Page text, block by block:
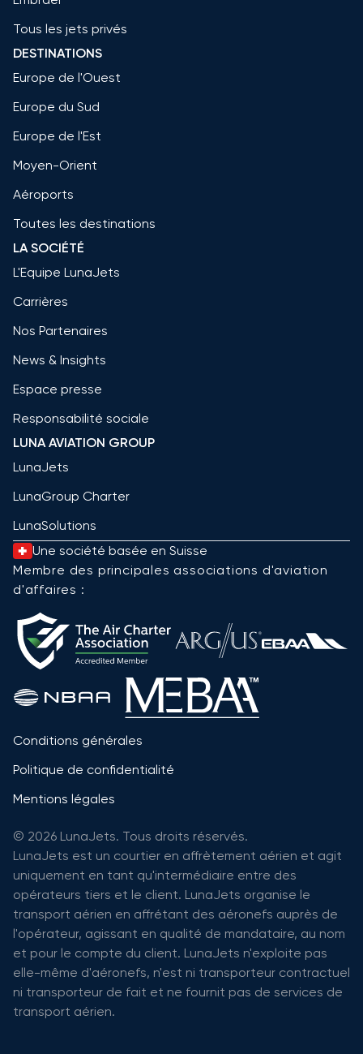
Tous les jets privés
DESTINATIONS
Europe de l'Ouest
Europe du Sud
Europe de l'Est
Moyen-Orient
Aéroports
Toutes les destinations
LA SOCIÉTÉ
L'Equipe LunaJets
Carrières
Nos Partenaires
News & Insights
Espace presse
Responsabilité sociale
LUNA AVIATION GROUP
LunaJets
LunaGroup Charter
LunaSolutions
Une société basée en Suisse
Membre des principales associations d'aviation
d'affaires :
Conditions générales
Politique de confidentialité
Mentions légales
© 2026 LunaJets. Tous droits réservés.
LunaJets est un courtier en affrètement aérien et agit
uniquement en tant qu'intermédiaire entre des
opérateurs tiers et le client. LunaJets organise le
transport aérien en affrétant des aéronefs auprès de
l'opérateur, agissant en qualité de mandataire, au nom
et pour le compte du client. LunaJets n'exploite pas
elle-même d'aéronefs, n'est ni transporteur contractuel
ni transporteur de fait et ne fournit pas de services de
transport aérien.